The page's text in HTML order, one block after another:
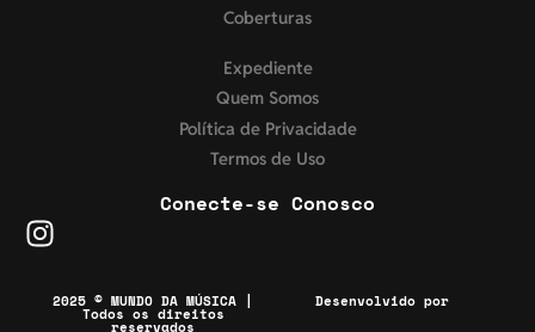
Coberturas
Expediente
Quem Somos
Política de Privacidade
Termos de Uso
Conecte-se Conosco
2025 © MUNDO DA MÚSICA |
Todos os direitos
reservados
Desenvolvido por